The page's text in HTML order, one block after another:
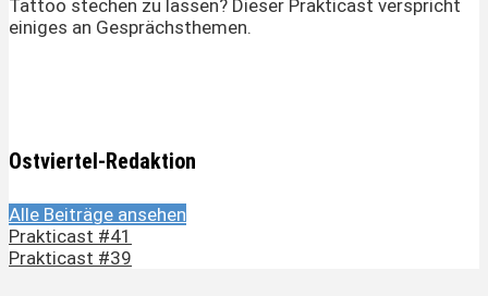
Tattoo stechen zu lassen? Dieser Prakticast verspricht
einiges an Gesprächsthemen.
Ostviertel-Redaktion
Alle Beiträge ansehen
Prakticast #41
Prakticast #39